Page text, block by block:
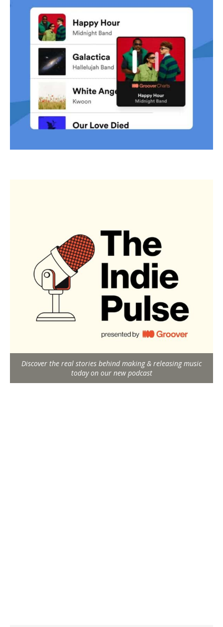
Discover the real stories behind making & releasing music
today on our new podcast